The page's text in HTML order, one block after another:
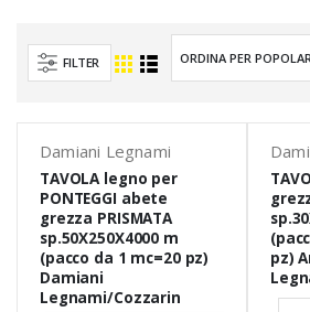
FILTER
Damiani Legnami
TAVOLA legno per
PONTEGGI abete
grezza PRISMATA
sp.50X250X4000 m
(pacco da 1 mc=20 pz)
Damiani
Legnami/Cozzarin
pz)